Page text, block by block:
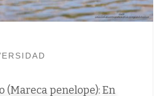
(Mareca penelope): En